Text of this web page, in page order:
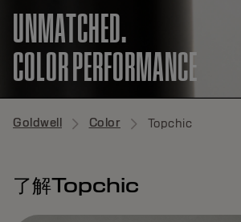
UNMATCHED.
COLOR PERFORMANCE
Goldwell Color Topchic
了解Topchic